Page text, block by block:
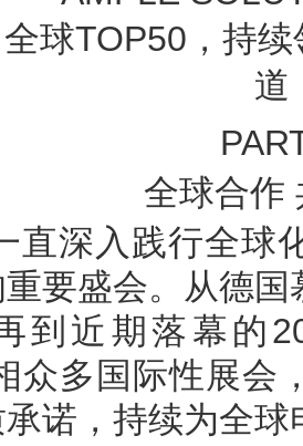
全球合作
直深入践行全球
要盛会。从德
到近期落幕的
众多国际性展会
诺，持续为全